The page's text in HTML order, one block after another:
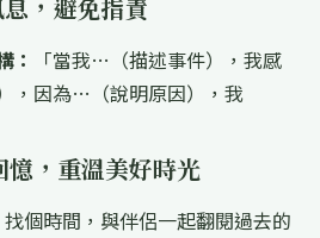
，避免指責
：
「當我…（描述事件），我感
，因為…（說明原因），我
，重溫美好時光
找個時間，與伴侶一起翻閱過去的